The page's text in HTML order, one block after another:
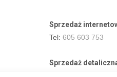
Sprzedaż
Tel: 605 603 753
Sprzedaż